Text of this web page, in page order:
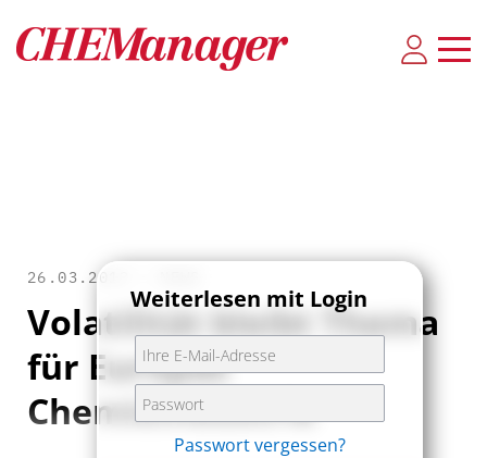
26.03.2013 •
Volatilität bleibt Thema
für Europas
Chemieindustrie
Weiterlesen mit Login
Passwort vergessen?